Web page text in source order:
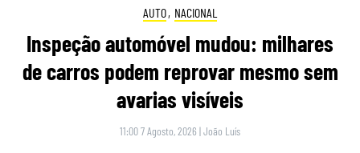
AUTO, NACIONAL
Inspeção automóvel mudou: milhares
de carros podem reprovar mesmo sem
avarias visíveis
11:00 7 Agosto, 2026 |João Luís